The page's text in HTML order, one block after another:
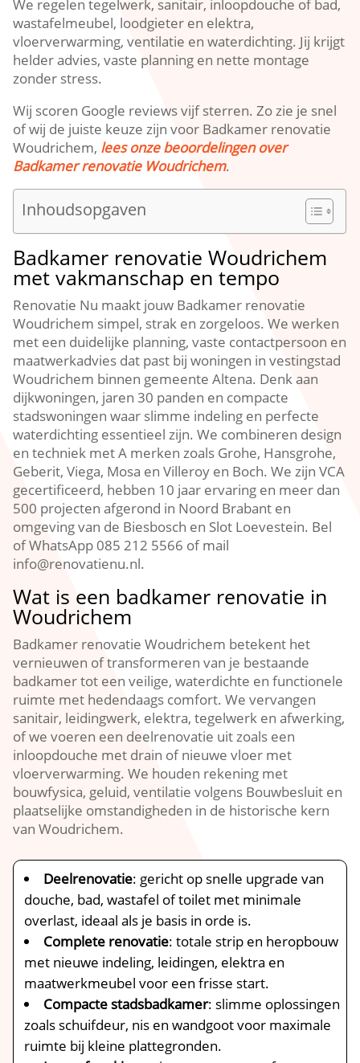
We regelen tegelwerk, sanitair, inloopdouche of bad,
wastafelmeubel, loodgieter en elektra,
vloerverwarming, ventilatie en waterdichting.​ Jij krijgt
helder advies, vaste planning en nette montage
zonder stress.​
Wij scoren Google reviews vijf sterren.​ Zo zie je snel
of wij de juiste keuze zijn voor Badkamer renovatie
Woudrichem, lees onze beoordelingen over
Badkamer renovatie Woudrichem.​
Inhoudsopgaven
Badkamer renovatie Woudrichem
met vakmanschap en tempo
Renovatie Nu maakt jouw Badkamer renovatie
Woudrichem simpel, strak en zorgeloos.​ We werken
met een duidelijke planning, vaste contactpersoon en
maatwerkadvies dat past bij woningen in vestingstad
Woudrichem binnen gemeente Altena.​ Denk aan
dijkwoningen, jaren 30 panden en compacte
stadswoningen waar slimme indeling en perfecte
waterdichting essentieel zijn.​ We combineren design
en techniek met A merken zoals Grohe, Hansgrohe,
Geberit, Viega, Mosa en Villeroy en Boch.​ We zijn VCA
gecertificeerd, hebben 10 jaar ervaring en meer dan
500 projecten afgerond in Noord Brabant en
omgeving van de Biesbosch en Slot Loevestein.​ Bel
of WhatsApp 085 212 5566 of mail
info@renovatienu.​nl.​
Wat is een badkamer renovatie in
Woudrichem
Badkamer renovatie Woudrichem betekent het
vernieuwen of transformeren van je bestaande
badkamer tot een veilige, waterdichte en functionele
ruimte met hedendaags comfort.​ We vervangen
sanitair, leidingwerk, elektra, tegelwerk en afwerking,
of we voeren een deelrenovatie uit zoals een
inloopdouche met drain of nieuwe vloer met
vloerverwarming.​ We houden rekening met
bouwfysica, geluid, ventilatie volgens Bouwbesluit en
plaatselijke omstandigheden in de historische kern
van Woudrichem.​
Deelrenovatie: gericht op snelle upgrade van
douche, bad, wastafel of toilet met minimale
overlast, ideaal als je basis in orde is.​
Complete renovatie: totale strip en heropbouw
met nieuwe indeling, leidingen, elektra en
maatwerkmeubel voor een frisse start.​
Compacte stadsbadkamer: slimme oplossingen
zoals schuifdeur, nis en wandgoot voor maximale
ruimte bij kleine plattegronden.​